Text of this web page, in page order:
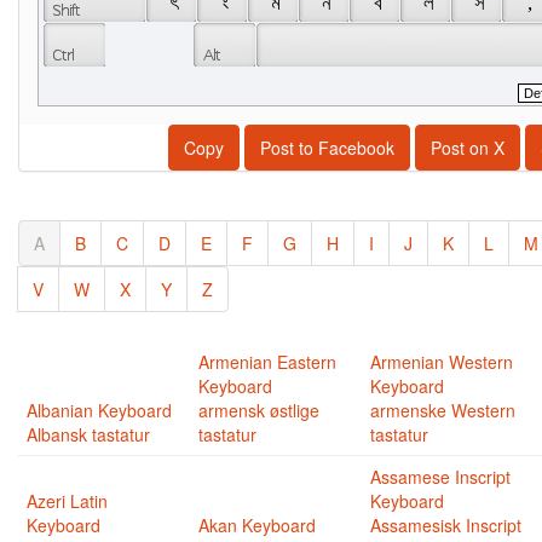
Copy Post to Facebook Post on X
A B C D E F G H I J K L
M
V
W X Y Z
Albanian Keyboard
Albansk tastatur
Armenian Eastern
Keyboard
armensk østlige
tastatur
Armenian Western
Keyboard
armenske Western
tastatur
Azeri Latin
Keyboard
Akan Keyboard
Assamese Inscript
Keyboard
Assamesisk Inscript